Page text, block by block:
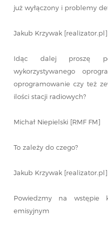
już wyłączony i problemy
Jakub Krzywak [realizator.pl]
Idąc dalej proszę
wykorzystywanego
oprogramowanie czy też
ilości stacji radiowych?
Michał Niepielski [RMF FM]
To zależy do czego?
Jakub Krzywak [realizator.pl]
Powiedzmy na wstępie
emisyjnym